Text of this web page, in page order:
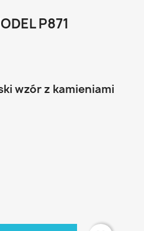
P871
wzór z kamieniami